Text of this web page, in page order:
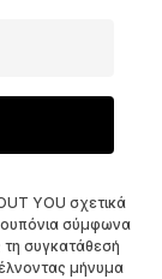
YOU σχετικά
σύμφωνα
τη συγκατάθεσή
μήνυμα